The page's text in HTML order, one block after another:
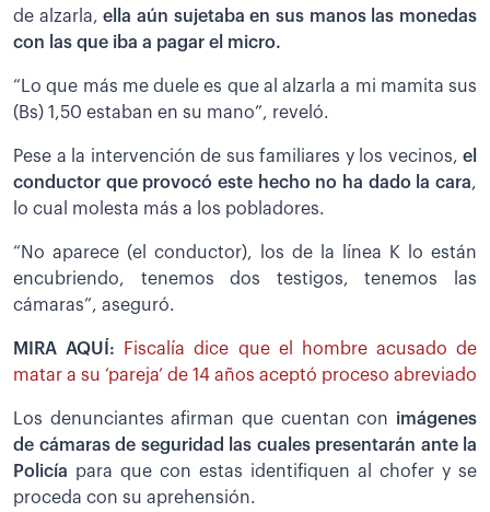
de alzarla, ella aún sujetaba en sus manos las monedas
con las que iba a pagar el micro.
“Lo que más me duele es que al alzarla a mi mamita sus
(Bs) 1,50 estaban en su mano”, reveló.
Pese a la intervención de sus familiares y los vecinos, el
conductor que provocó este hecho no ha dado la cara,
lo cual molesta más a los pobladores.
“No aparece (el conductor), los de la línea K lo están
encubriendo, tenemos dos testigos, tenemos las
cámaras”, aseguró.
MIRA AQUÍ:
Fiscalía dice que el hombre acusado de
matar a su ‘pareja’ de 14 años aceptó proceso abreviado
Los denunciantes afirman que cuentan con imágenes
de cámaras de seguridad las cuales presentarán ante la
Policía para que con estas identifiquen al chofer y se
proceda con su aprehensión.